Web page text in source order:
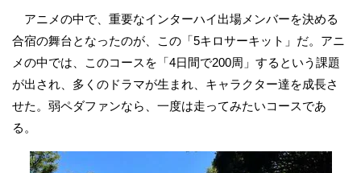
アニメの中で、重要なインターハイ出場メンバーを決める
合宿の舞台となったのが、この「5キロサーキット」だ。アニ
メの中では、このコースを「4日間で200周」するという課題
が出され、多くのドラマが生まれ、キャラクター達を成長さ
せた。弱ペダファンなら、一度は走ってみたいコースであ
る。